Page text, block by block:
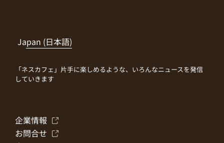
Japan (日本語)
「ネスカフェ」片手に楽しめるような、いろんなニュースを発信
していきます
企業情報
お問合せ